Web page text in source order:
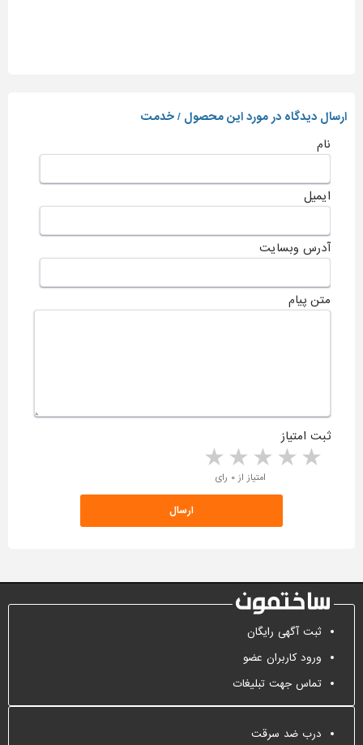
ارسال دیدگاه در مورد این محصول / خدمت
نام
ایمیل
آدرس وبسایت
متن پیام
ثبت امتیاز
4 stars 3 stars 2 stars 1 star امتیاز از ۰ رای
ثبت آگهی رایگان
ورود کاربران عضو
تماس جهت تبلیغات
درب ضد سرقت